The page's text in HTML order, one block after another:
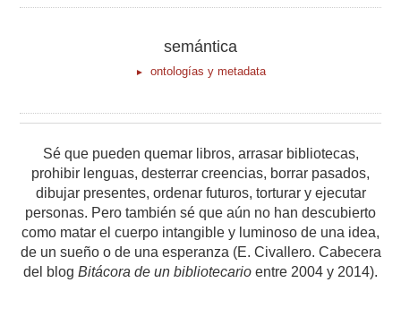
semántica
ontologías y metadata
Sé que pueden quemar libros, arrasar bibliotecas,
prohibir lenguas, desterrar creencias, borrar pasados,
dibujar presentes, ordenar futuros, torturar y ejecutar
personas. Pero también sé que aún no han descubierto
como matar el cuerpo intangible y luminoso de una idea,
de un sueño o de una esperanza (E. Civallero. Cabecera
del blog Bitácora de un bibliotecario entre 2004 y 2014).